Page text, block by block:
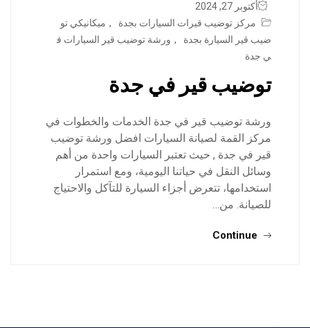
أكتوبر 27, 2024
مركز توضيب قيرات السيارات بجدة
, ميكانيكي تو
ضيب قير السيارة بجدة
, ورشة توضيب قير السيارات ف
ي جدة
توضيب قير في جدة
ورشة توضيب قير في جدة الخدمات والخطوات في
مركز القمة لصيانة السيارات افضل ورشة توضيب
قير في جدة , حيث تعتبر السيارات واحدة من أهم
وسائل النقل في حياتنا اليومية، ومع استمرار
استخدامها، تتعرض أجزاء السيارة للتآكل والاحتياج
للصيانة. من…
Continue